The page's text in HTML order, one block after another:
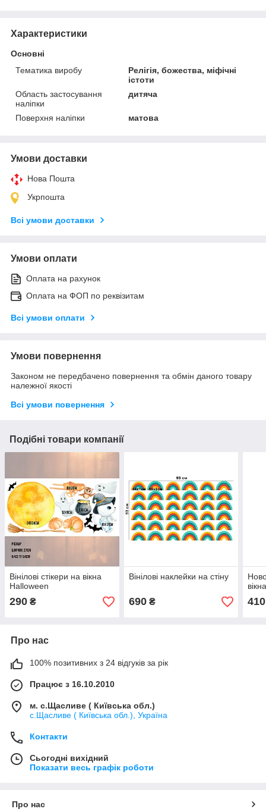
Характеристики
Основні
Тематика виробу
Релігія, божества, міфічні
істоти
Область застосування
наліпки
дитяча
Поверхня наліпки матова
Умови доставки
Нова Пошта
Укрпошта
Всі умови доставки
Умови оплати
Оплата на рахунок
Оплата на ФОП по реквізитам
Всі умови оплати
Умови повернення
Законом не передбачено повернення та обмін даного товару
належної якості
Всі умови повернення
Подібні товари компанії
Вінілові стікери на вікна
Halloween
290 ₴
Вінілові наклейки на стіну
690₴ 410
Про нас
100% позитивних з 24 відгуків за рік
Працює з 16.10.2010
м. с.Щасливе ( Київська обл.)
с.Щасливе ( Київська обл.), Україна
Контакти
Сьогодні вихідний
Показати весь графік роботи
Про нас